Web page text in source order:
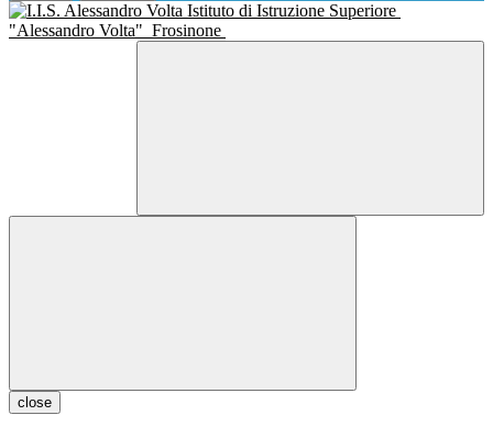
Istituto di Istruzione Superiore
"Alessandro Volta" Frosinone
close